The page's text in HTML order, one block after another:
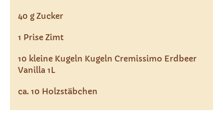
40 g Zucker
1 Prise Zimt
10 kleine Kugeln Kugeln Cremissimo Erdbeer
Vanilla 1L
ca. 10 Holzstäbchen